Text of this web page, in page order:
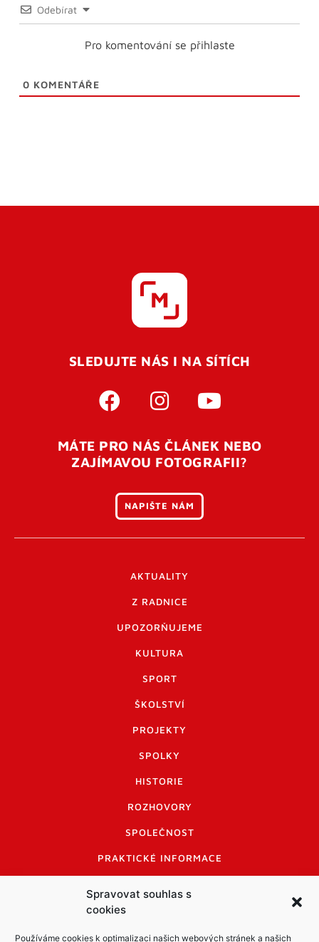
Spravovat souhlas s
cookies
Používáme cookies k optimalizaci našich webových stránek a našich
Odebírat
Pro komentování se přihlaste
0 KOMENTÁŘE
SLEDUJTE NÁS I NA SÍTÍCH
MÁTE PRO NÁS ČLÁNEK NEBO
ZAJÍMAVOU FOTOGRAFII?
NAPIŠTE NÁM
AKTUALITY
Z RADNICE
UPOZORŇUJEME
KULTURA
SPORT
ŠKOLSTVÍ
PROJEKTY
SPOLKY
HISTORIE
ROZHOVORY
SPOLEČNOST
PRAKTICKÉ INFORMACE
INFORMACE A KODEX DISKUTUJÍCÍCH
LOGO A LOGO MANUÁL